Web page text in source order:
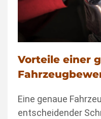
Vorteile einer
Eine genaue
entscheidender